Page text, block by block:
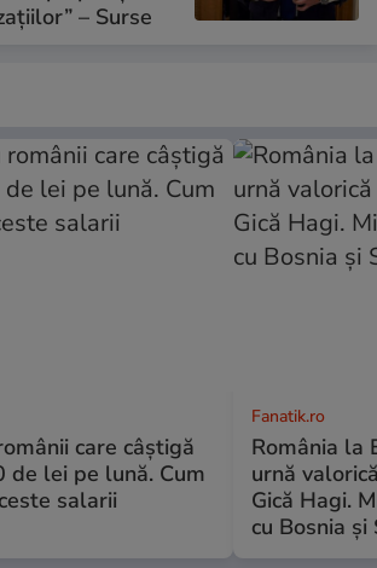
– Surse
care câștigă
de lei pe lună. Cum
salarii
Fanatik.ro
România la
urnă
Gică Hagi.
cu Bosnia și